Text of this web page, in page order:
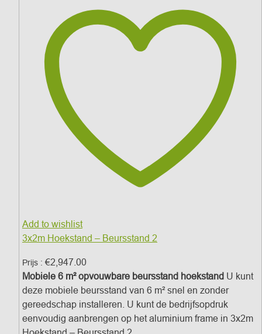
Add to wishlist
3x2m Hoekstand – Beursstand 2
Prijs : €2,947.00
Mobiele 6 m² opvouwbare beursstand hoekstand U kunt
deze mobiele beursstand van 6 m² snel en zonder
gereedschap installeren. U kunt de bedrijfsopdruk
eenvoudig aanbrengen op het aluminium frame in 3x2m